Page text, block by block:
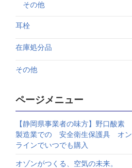
その他
耳栓
在庫処分品
その他
ページメニュー
【静岡県事業者の味方】野口酸素
製造業での 安全衛生保護具 オン
ラインでいつでも購入
オゾンがつくる、空気の未来。